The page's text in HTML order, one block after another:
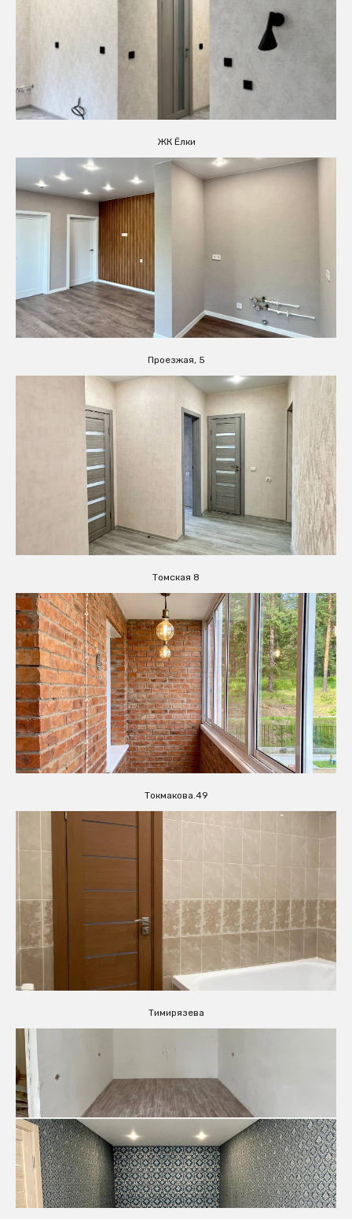
ЖК Ёлки
Проезжая, 5
Томская 8
Токмакова.49
Тимирязева